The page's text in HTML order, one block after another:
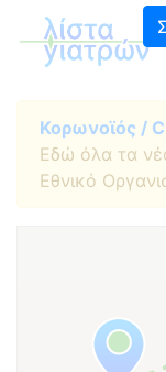
Κορωνοϊός /
Εδώ όλα τα
Εθνικό